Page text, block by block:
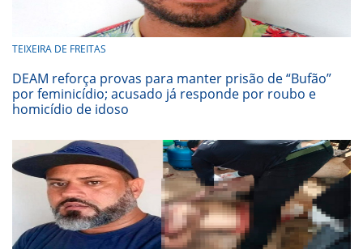
TEIXEIRA DE FREITAS
DEAM reforça provas para manter prisão de “Bufão”
por feminicídio; acusado já responde por roubo e
homicídio de idoso